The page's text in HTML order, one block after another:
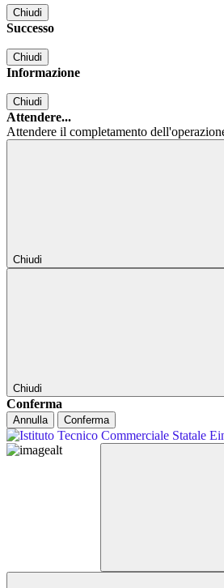
Chiudi
Successo
Chiudi
Informazione
Chiudi
Attendere...
Attendere il completamento
Chiudi
Chiudi
Conferma
Annulla Conferma